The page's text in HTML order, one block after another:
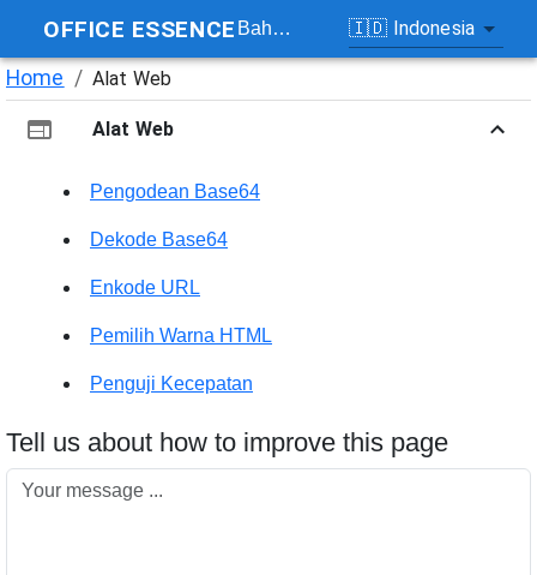
OFFICE ESSENCE Bahasa 🇮🇩 Indonesia
Home / Alat Web
Alat Web
Pengodean Base64
Dekode Base64
Enkode URL
Pemilih Warna HTML
Penguji Kecepatan
Tell us about how to improve this page